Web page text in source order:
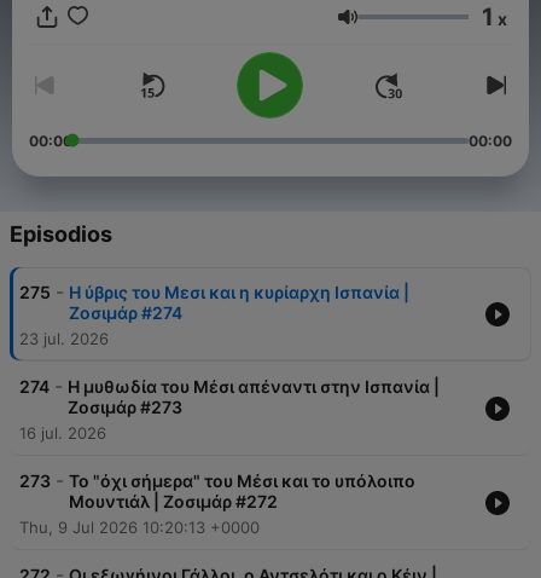
Volumen 1 x
00:00 00:00
Episodios
275 - Η ύβρις του Μεσι και η κυρίαρχη Ισπανία |
Ζοσιμάρ #274
23 jul. 2026
274 - Η μυθωδία του Μέσι απέναντι στην Ισπανία |
Ζοσιμάρ #273
16 jul. 2026
273 - Το "όχι σήμερα" του Μέσι και το υπόλοιπο
Μουντιάλ | Ζοσιμάρ #272
Thu, 9 Jul 2026 10:20:13 +0000